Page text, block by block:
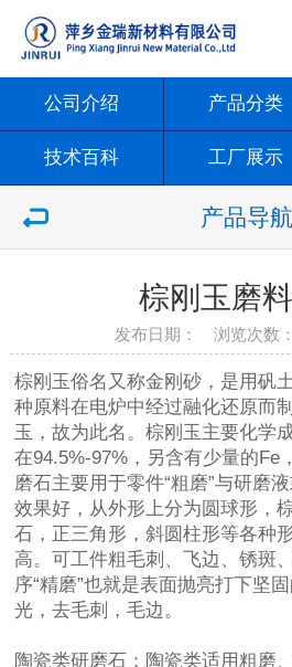
公司介绍 产品分类
技术百科 工厂展示
产品导航
棕刚玉磨
发布日期： 浏览次数：
棕刚玉俗名又称金刚砂，是用矾
种原料在电炉中经过融化还原而
玉，故为此名。棕刚玉主要化学
在94.5%-97%，另含有少量的Fe
磨石主要用于零件“粗磨”与研磨
效果好，从外形上分为圆球形，
石 ，正三角形，斜圆柱形等各种
高。可工件粗毛刺、飞边、锈斑
序“精磨”也就是表面抛亮打下坚
光，去毛刺，毛边。
陶瓷类研磨石：陶瓷类适用粗磨